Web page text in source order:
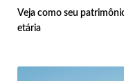
Veja como seu
etária